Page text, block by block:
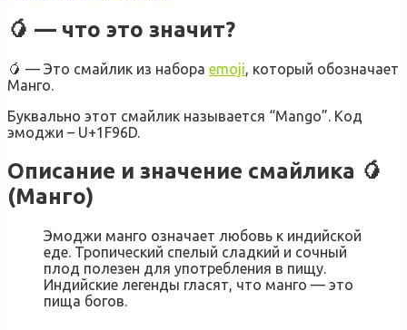
🥭 — что это значит?
🥭 — Это смайлик из набора emoji, который обозначает
Манго.
Буквально этот смайлик называется “Mango”. Код
эмоджи – U+1F96D.
Описание и значение смайлика 🥭
(Манго)
Эмоджи манго означает любовь к индийской
еде. Тропический спелый сладкий и сочный
плод полезен для употребления в пищу.
Индийские легенды гласят, что манго — это
пища богов.